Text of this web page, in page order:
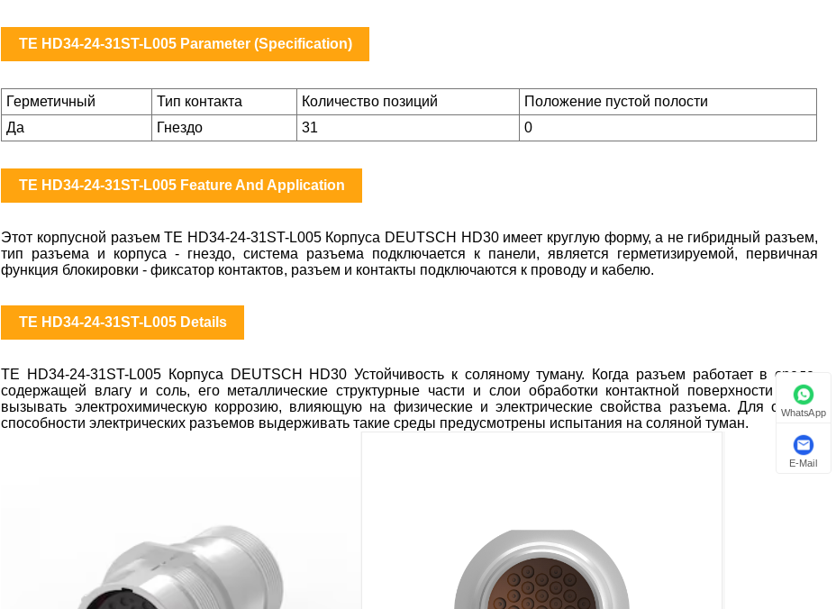
TE HD34-24-31ST-L005 Parameter (Specification)
Герметичный Тип контакта Количество позиций
Положение пустой полости
Да
Гнездо 31 0
TE HD34-24-31ST-L005 Feature And Application
Этот корпусной разъем TE HD34-24-31ST-L005 Корпуса DEUTSCH HD30 имеет круглую форму, а не гибридный разъем,
тип разъема и корпуса - гнездо, система разъема подключается к панели, является герметизируемой, первичная
функция блокировки - фиксатор контактов, разъем и контакты подключаются к проводу и кабелю.
TE HD34-24-31ST-L005 Details
TE HD34-24-31ST-L005 Корпуса DEUTSCH HD30 Устойчивость к соляному туману. Когда разъем работает в среде,
содержащей влагу и соль, его металлические структурные части и слои обработки контактной поверхности могут
вызывать электрохимическую коррозию, влияющую на физические и электрические свойства разъема. Для оценки
способности электрических разъемов выдерживать такие среды предусмотрены испытания на соляной туман.
WhatsApp
E-Mail